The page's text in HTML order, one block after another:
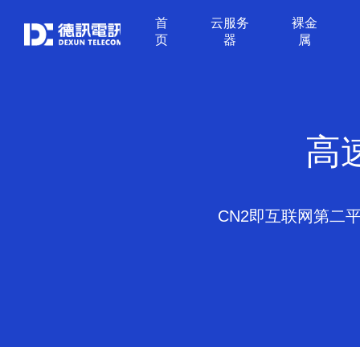
首
页
云服务
器
裸金
属
高
CN2即互联网第二